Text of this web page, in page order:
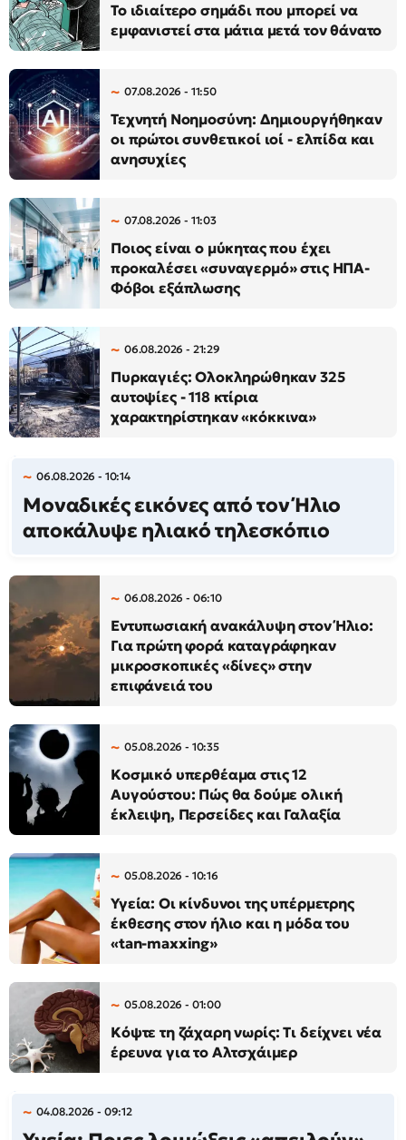
Το ιδιαίτερο σημάδι που μπορεί να
εμφανιστεί στα μάτια μετά τον θάνατο
07.08.2026 - 11:50
Τεχνητή Νοημοσύνη: Δημιουργήθηκαν
οι πρώτοι συνθετικοί ιοί - ελπίδα και
ανησυχίες
07.08.2026 - 11:03
Ποιος είναι ο μύκητας που έχει
προκαλέσει «συναγερμό» στις ΗΠΑ-
Φόβοι εξάπλωσης
06.08.2026 - 21:29
Πυρκαγιές: Ολοκληρώθηκαν 325
αυτοψίες - 118 κτίρια
χαρακτηρίστηκαν «κόκκινα»
06.08.2026 - 10:14
Μοναδικές εικόνες από τον Ήλιο
αποκάλυψε ηλιακό τηλεσκόπιο
06.08.2026 - 06:10
Εντυπωσιακή ανακάλυψη στον Ήλιο:
Για πρώτη φορά καταγράφηκαν
μικροσκοπικές «δίνες» στην
επιφάνειά του
05.08.2026 - 10:35
Κοσμικό υπερθέαμα στις 12
Αυγούστου: Πώς θα δούμε ολική
έκλειψη, Περσείδες και Γαλαξία
05.08.2026 - 10:16
Υγεία: Οι κίνδυνοι της υπέρμετρης
έκθεσης στον ήλιο και η μόδα του
«tan-maxxing»
05.08.2026 - 01:00
Κόψτε τη ζάχαρη νωρίς: Τι δείχνει νέα
έρευνα για το Αλτσχάιμερ
04.08.2026 - 09:12